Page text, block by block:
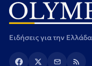
Ειδήσεις για την